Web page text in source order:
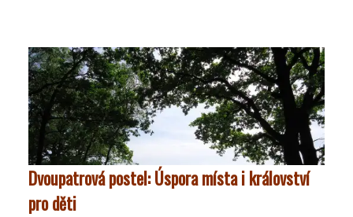
Dvoupatrová postel: Úspora místa i království
pro děti